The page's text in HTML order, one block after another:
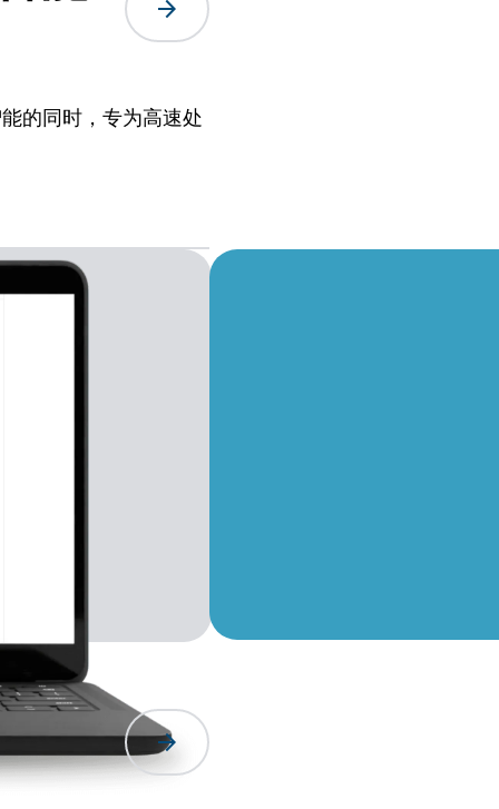
arrow_forward
的同时，专为高速处
arrow_forward